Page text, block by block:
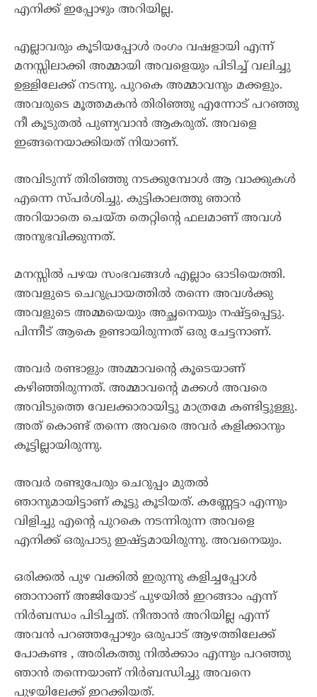
എനിക്ക് ഇപ്പോഴും അറിയില്ല.
എല്ലാവരും കൂടിയപ്പോൾ രംഗം വഷളായി എന്ന്
മനസ്സിലാക്കി അമ്മായി അവളെയും പിടിച്ച് വലിച്ചു
ഉള്ളിലേക്ക് നടന്നു. പുറകെ അമ്മാവനും മക്കളും.
അവരുടെ മൂത്തമകൻ തിരിഞ്ഞു എന്നോട് പറഞ്ഞു
നീ കൂടുതൽ പുണ്യവാൻ ആകരുത്. അവളെ
ഇങ്ങനെയാക്കിയത് നിയാണ്.
അവിടുന്ന് തിരിഞ്ഞു നടക്കുമ്പോൾ ആ വാക്കുകൾ
എന്നെ സ്പർശിച്ചു. കുട്ടികാലത്തു ഞാൻ
അറിയാതെ ചെയ്ത തെറ്റിന്റെ ഫലമാണ് അവൾ
അനുഭവിക്കുന്നത്.
മനസ്സിൽ പഴയ സംഭവങ്ങൾ എല്ലാം ഓടിയെത്തി.
അവളുടെ ചെറുപ്രായത്തിൽ തന്നെ അവൾക്കു
അവളുടെ അമ്മയെയും അച്ഛനെയും നഷ്ട്ടപ്പെട്ടു.
പിന്നീട് ആകെ ഉണ്ടായിരുന്നത് ഒരു ചേട്ടനാണ്.
അവർ രണ്ടാളും അമ്മാവന്റെ കൂടെയാണ്
കഴിഞ്ഞിരുന്നത്. അമ്മാവന്റെ മക്കൾ അവരെ
അവിടുത്തെ വേലക്കാരായിട്ടു മാത്രമേ കണ്ടിട്ടുള്ളു.
അത് കൊണ്ട് തന്നെ അവരെ അവർ കളിക്കാനും
കൂട്ടില്ലായിരുന്നു.
അവർ രണ്ടുപേരും ചെറുപ്പം മുതൽ
ഞാനുമായിട്ടാണ് കൂട്ടു കൂടിയത്. കണ്ണേട്ടാ എന്നും
വിളിച്ചു എന്റെ പുറകെ നടന്നിരുന്ന അവളെ
എനിക്ക് ഒരുപാടു ഇഷ്ട്ടമായിരുന്നു. അവനെയും.
ഒരിക്കൽ പുഴ വക്കിൽ ഇരുന്നു കളിച്ചപ്പോൾ
ഞാനാണ് അജിയോട് പുഴയിൽ ഇറങ്ങാം എന്ന്
നിർബന്ധം പിടിച്ചത്. നീന്താൻ അറിയില്ല എന്ന്
അവൻ പറഞ്ഞപ്പോഴും ഒരുപാട് ആഴത്തിലേക്ക്
പോകണ്ട , അരികത്തു നിൽക്കാം എന്നും പറഞ്ഞു
ഞാൻ തന്നെയാണ് നിർബന്ധിച്ചു അവനെ
പുഴയിലേക്ക് ഇറക്കിയത്.